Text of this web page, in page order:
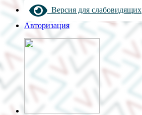
Версия для слабовидящих
Авторизация